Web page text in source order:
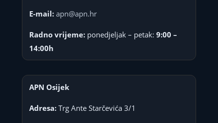
E-mail: apn@apn.hr
Radno vrijeme:ponedjeljak – petak: 9:00 –
14:00h
APN Osijek
Adresa:Trg Ante Starčevića 3/1